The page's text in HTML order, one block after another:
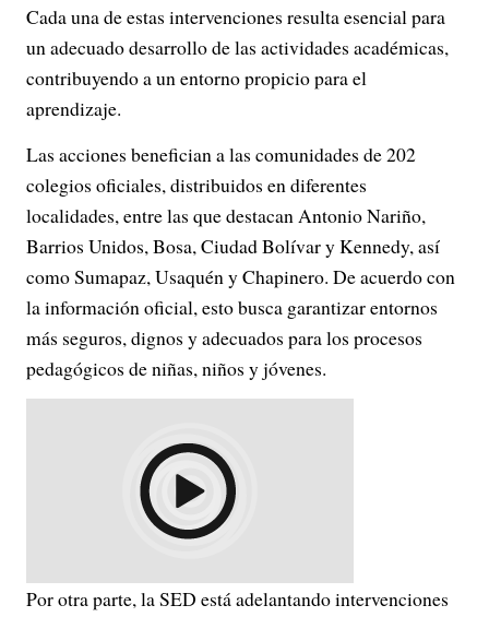
Cada una de estas intervenciones resulta esencial para
un adecuado desarrollo de las actividades académicas,
contribuyendo a un entorno propicio para el
aprendizaje.
Las acciones benefician a las comunidades de 202
colegios oficiales, distribuidos en diferentes
localidades, entre las que destacan Antonio Nariño,
Barrios Unidos, Bosa, Ciudad Bolívar y Kennedy, así
como Sumapaz, Usaquén y Chapinero. De acuerdo con
la información oficial, esto busca garantizar entornos
más seguros, dignos y adecuados para los procesos
pedagógicos de niñas, niños y jóvenes.
Por otra parte, la SED está adelantando intervenciones